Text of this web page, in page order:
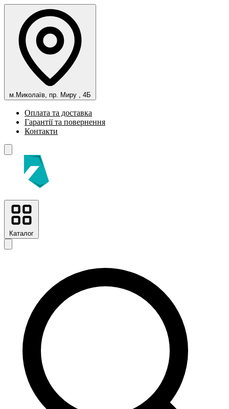
м.Миколаїв, пр. Миру , 4Б
Оплата та доставка
Гарантії та повернення
Контакти
Каталог